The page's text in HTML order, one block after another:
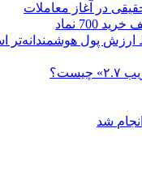
پول هوشمندانه‌تر